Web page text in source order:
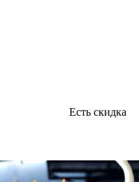
Есть скидка